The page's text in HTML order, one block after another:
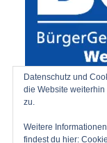
Datenschutz und
die Website
zu.
Weitere
findest du hier: